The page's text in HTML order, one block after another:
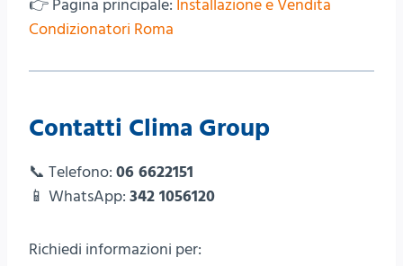
👉 Pagina principale: Installazione e Vendita
Condizionatori Roma
Contatti Clima Group
📞 Telefono: 06 6622151
📱 WhatsApp: 342 1056120
Richiedi informazioni per: